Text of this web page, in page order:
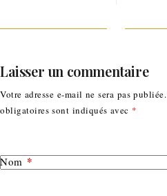
Laisser un commentaire
Votre adresse e-mail ne sera pas publiée.
obligatoires sont indiqués avec *
Nom *